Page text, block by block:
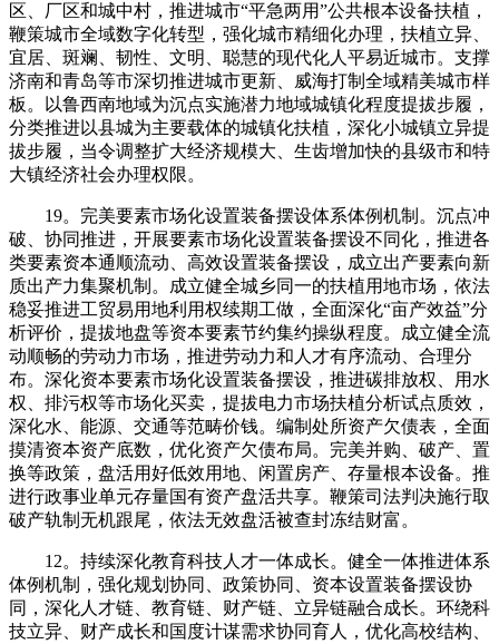
区、厂区和城中村，推进城市“平急两用”公共根本设备扶植，
鞭策城市全域数字化转型，强化城市精细化办理，扶植立异、
宜居、斑斓、韧性、文明、聪慧的现代化人平易近城市。支撑
济南和青岛等市深切推进城市更新、威海打制全域精美城市样
板。以鲁西南地域为沉点实施潜力地域城镇化程度提拔步履，
分类推进以县城为主要载体的城镇化扶植，深化小城镇立异提
拔步履，当令调整扩大经济规模大、生齿增加快的县级市和特
大镇经济社会办理权限。
19。完美要素市场化设置装备摆设体系体例机制。沉点冲
破、协同推进，开展要素市场化设置装备摆设不同化，推进各
类要素资本通顺流动、高效设置装备摆设，成立出产要素向新
质出产力集聚机制。成立健全城乡同一的扶植用地市场，依法
稳妥推进工贸易用地利用权续期工做，全面深化“亩产效益”分
析评价，提拔地盘等资本要素节约集约操纵程度。成立健全流
动顺畅的劳动力市场，推进劳动力和人才有序流动、合理分
布。深化资本要素市场化设置装备摆设，推进碳排放权、用水
权、排污权等市场化买卖，提拔电力市场扶植分析试点质效，
深化水、能源、交通等范畴价钱。编制处所资产欠债表，全面
摸清资本资产底数，优化资产欠债布局。完美并购、破产、置
换等政策，盘活用好低效用地、闲置房产、存量根本设备。推
进行政事业单元存量国有资产盘活共享。鞭策司法判决施行取
破产轨制无机跟尾，依法无效盘活被查封冻结财富。
12。持续深化教育科技人才一体成长。健全一体推进体系
体例机制，强化规划协同、政策协同、资本设置装备摆设协
同，深化人才链、教育链、财产链、立异链融合成长。环绕科
技立异、财产成长和国度计谋需求协同育人，优化高校结构、